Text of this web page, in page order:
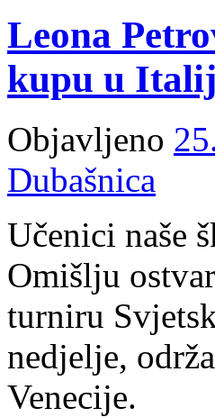
Leona
kupu u
Objavljeno
Dubašnica
Učenici naše
Omišlju
turniru
nedjelje,
Venecije.